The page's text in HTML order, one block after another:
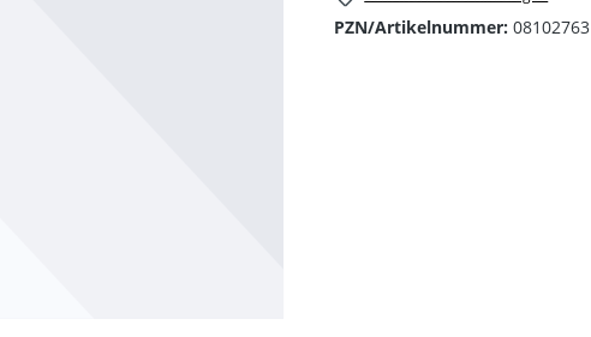
PZN/Artikelnummer: 08102763